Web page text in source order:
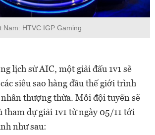
Nam: HTVC IGP Gaming
lịch sử AIC, một giải đấu 1v1 sẽ
siêu sao hàng đầu thế giới trình
thượng thừa. Mỗi đội tuyển sẽ
tham dự giải 1v1 từ ngày 05/11 tới
như sau: